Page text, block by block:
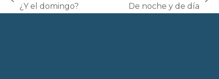
previous
¿Y el domingo?
De noche y de día